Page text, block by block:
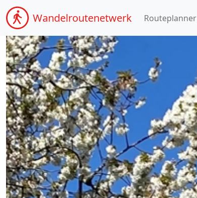
Wandelroutenetwerk Routeplanner